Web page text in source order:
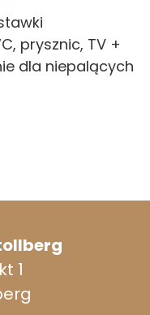
prysznic, TV +
dla niepalących
1